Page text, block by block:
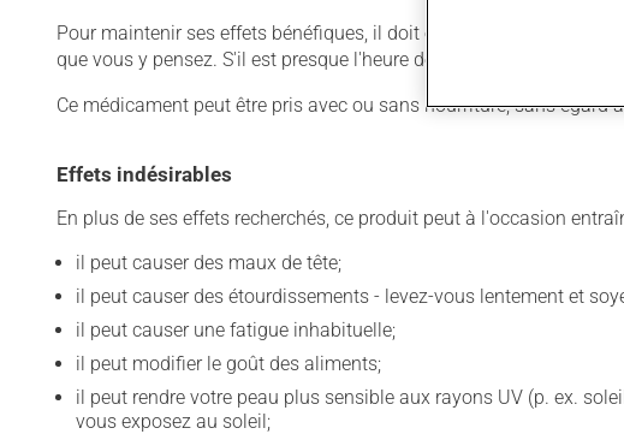
Pour maintenir ses effets bénéfiques, il doit être utilisé de façon
que vous y pensez. S'il est presque l'heure de votre dose
Ce médicament peut être pris avec ou sans nourriture, sans égard
Effets indésirables
En plus de ses effets recherchés, ce produit peut à l'occasion
il peut causer des maux de tête;
il peut causer des étourdissements - levez-vous lentement et
il peut causer une fatigue inhabituelle;
il peut modifier le goût des aliments;
il peut rendre votre peau plus sensible aux rayons UV (p. ex.
vous exposez au soleil;